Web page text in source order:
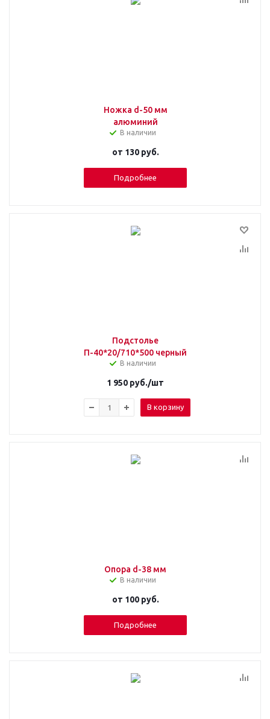
Ножка d-50 мм
алюминий
В наличии
от 130 руб.
Подробнее
Подстолье
П-40*20/710*500 черный
В наличии
1 950 руб./шт
В корзину
Опора d-38 мм
В наличии
от 100 руб.
Подробнее